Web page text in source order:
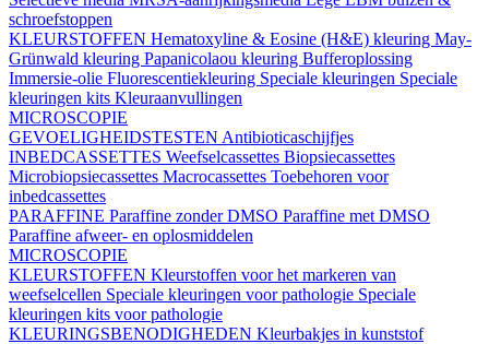
schroefstoppen
KLEURSTOFFEN Hematoxyline & Eosine (H&E) kleuring May-
Grünwald kleuring Papanicolaou kleuring Bufferoplossing
Immersie-olie Fluorescentiekleuring Speciale kleuringen Speciale
kleuringen kits Kleuraanvullingen
MICROSCOPIE
GEVOELIGHEIDSTESTEN Antibioticaschijfjes
INBEDCASSETTES Weefselcassettes Biopsiecassettes
Microbiopsiecassettes Macrocassettes Toebehoren voor
inbedcassettes
PARAFFINE Paraffine zonder DMSO Paraffine met DMSO
Paraffine afweer- en oplosmiddelen
MICROSCOPIE
KLEURSTOFFEN Kleurstoffen voor het markeren van
weefselcellen Speciale kleuringen voor pathologie Speciale
kleuringen kits voor pathologie
KLEURINGSBENODIGHEDEN Kleurbakjes in kunststof